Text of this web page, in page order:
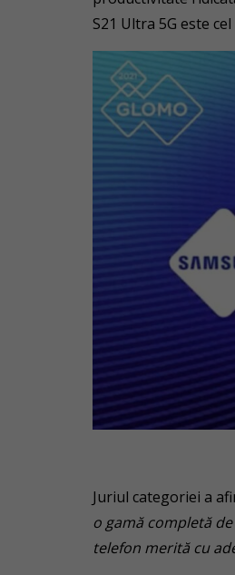
S21 Ultra 5G este
Juriul categoriei a
o gamă completă
telefon merită cu